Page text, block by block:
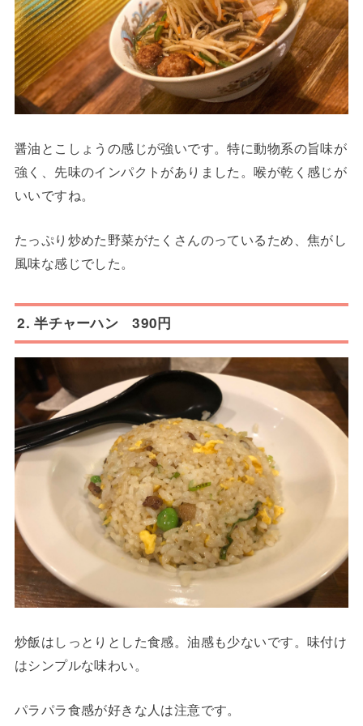
醤油とこしょうの感じが強いです。特に動物系の旨味が
強く、先味のインパクトがありました。喉が乾く感じが
いいですね。
たっぷり炒めた野菜がたくさんのっているため、焦がし
風味な感じでした。
2. 半チャーハン 390円
炒飯はしっとりとした食感。油感も少ないです。味付け
はシンプルな味わい。
パラパラ食感が好きな人は注意です。